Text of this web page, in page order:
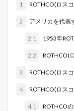
1 ROTHCO(ロス
2 アメリカを代表
2.1 1953年
2.2 ROTHCO(
3 ROTHCO(ロス
4 ROTHCO(ロス
4.1 ROTHCO